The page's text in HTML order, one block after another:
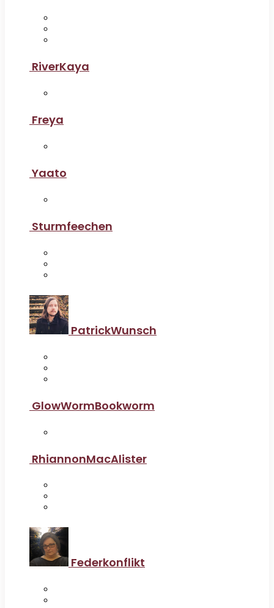
RiverKaya
Freya
Yaato
Sturmfeechen
PatrickWunsch
GlowWormBookworm
RhiannonMacAlister
Federkonflikt